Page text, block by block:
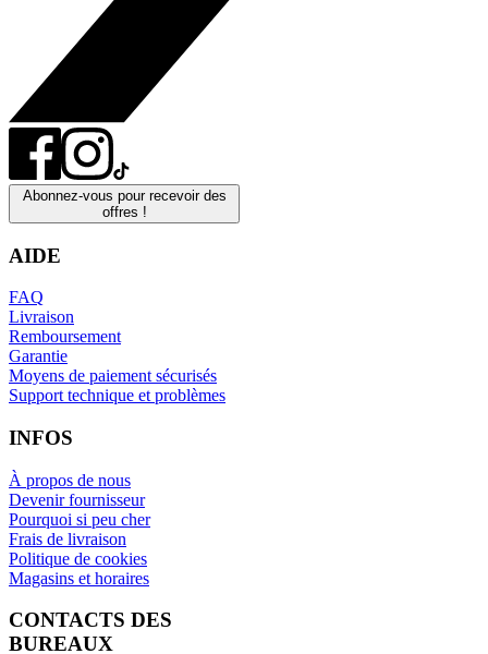
Abonnez-vous pour recevoir des
offres !
AIDE
FAQ
Livraison
Remboursement
Garantie
Moyens de paiement sécurisés
Support technique et problèmes
INFOS
À propos de nous
Devenir fournisseur
Pourquoi si peu cher
Frais de livraison
Politique de cookies
Magasins et horaires
CONTACTS DES
BUREAUX